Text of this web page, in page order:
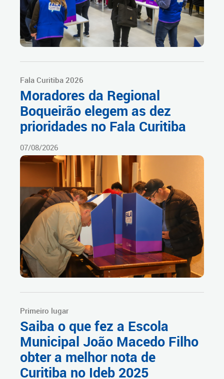
Fala Curitiba 2026
Moradores da Regional
Boqueirão elegem as dez
prioridades no Fala Curitiba
07/08/2026
Primeiro lugar
Saiba o que fez a Escola
Municipal João Macedo Filho
obter a melhor nota de
Curitiba no Ideb 2025